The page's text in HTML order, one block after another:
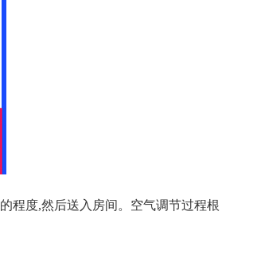
程度,然后送入房间。空气调节过程根